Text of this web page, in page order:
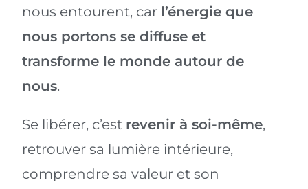
nous entourent, car l’énergie que
nous portons se diffuse et
transforme le monde autour de
nous.
Se libérer, c’est revenir à soi-même,
retrouver sa lumière intérieure,
comprendre sa valeur et son